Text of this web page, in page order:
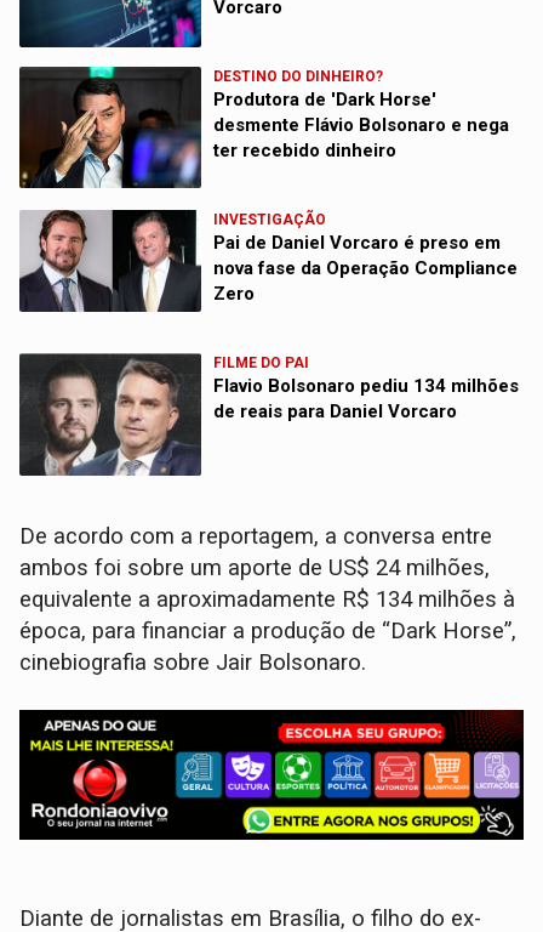
Vorcaro
DESTINO DO DINHEIRO?
Produtora de 'Dark Horse'
desmente Flávio Bolsonaro e nega
ter recebido dinheiro
INVESTIGAÇÃO
Pai de Daniel Vorcaro é preso em
nova fase da Operação Compliance
Zero
FILME DO PAI
Flavio Bolsonaro pediu 134 milhões
de reais para Daniel Vorcaro
De acordo com a reportagem, a conversa entre
ambos foi sobre um aporte de US$ 24 milhões,
equivalente a aproximadamente R$ 134 milhões à
época, para financiar a produção de “Dark Horse”,
cinebiografia sobre Jair Bolsonaro.
Diante de jornalistas em Brasília, o filho do ex-